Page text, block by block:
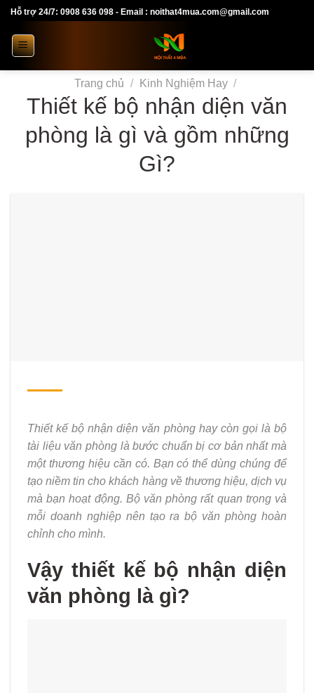
Skip
content
Hỗ trợ 24/7: 0908 636 098 - Email : noithat4mua.com@gmail.com
Trang chủ / Kinh Nghiệm Hay /
Thiết kế bộ nhận diện văn
phòng là gì và gồm những
Gì?
Thiết kế bộ nhận diện văn phònghay còn gọi là bộ
tài liệu văn phòng là bước chuẩn bị cơ bản nhất mà
một thương hiệu cần có. Bạn có thể dùng chúng để
tạo niềm tin cho khách hàng về thương hiệu, dịch vụ
mà bạn hoạt động. Bộ văn phòng rất quan trọng và
mỗi doanh nghiệp nên tạo ra bộ văn phòng hoàn
chỉnh cho mình.
Vậy thiết kế bộ nhận diện
văn phòng là gì?